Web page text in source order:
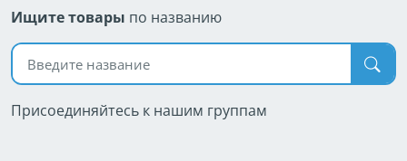
Ищите товары по названию
Поиск по названию
Присоединяйтесь к нашим группам